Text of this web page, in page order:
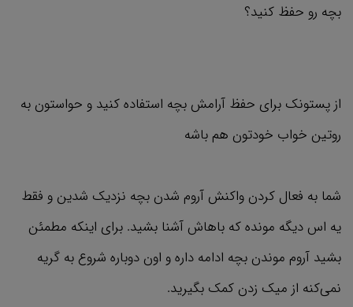
بچه رو حفظ کنید؟
از پستونک برای حفظ آرامش بچه استفاده کنید و حواستون به
روتین خواب خودتون هم باشه
شما به فعال کردن واکنش آروم شدن بچه نزدیک شدین و فقط
یه اس دیگه مونده که باهاش آشنا بشید. برای اینکه مطمئن
بشید آروم موندن بچه ادامه داره و اون دوباره شروع به گریه
نمی‌کنه از میک زدن کمک بگیرید.